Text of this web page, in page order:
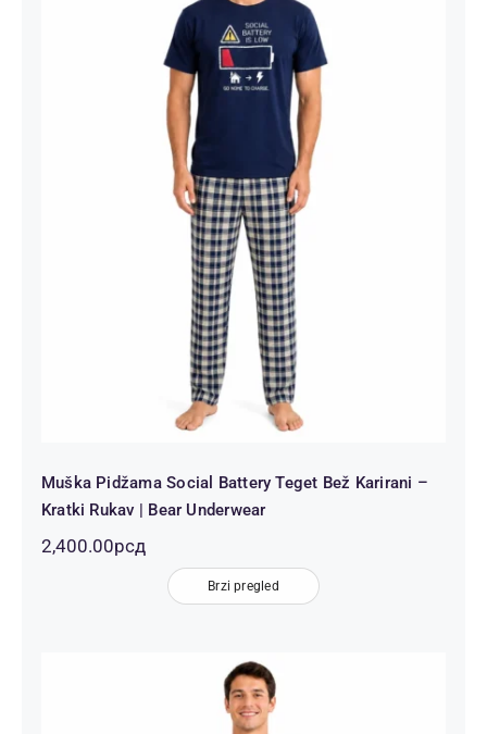
Muška Pidžama Social Battery Teget
Bež Karirani – Kratki Rukav | Bear
Underwear
Muška Pidžama Social Battery Teget Bež Karirani –
Kratki Rukav | Bear Underwear
2,400.00рсд
Brzi pregled